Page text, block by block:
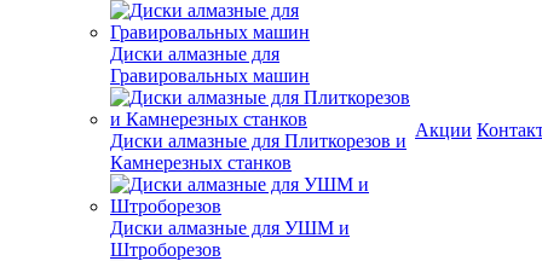
Диски алмазные для
Гравировальных машин
Диски алмазные для Плиткорезов и
Камнерезных станков
Диски алмазные для УШМ и
Штроборезов
Акции